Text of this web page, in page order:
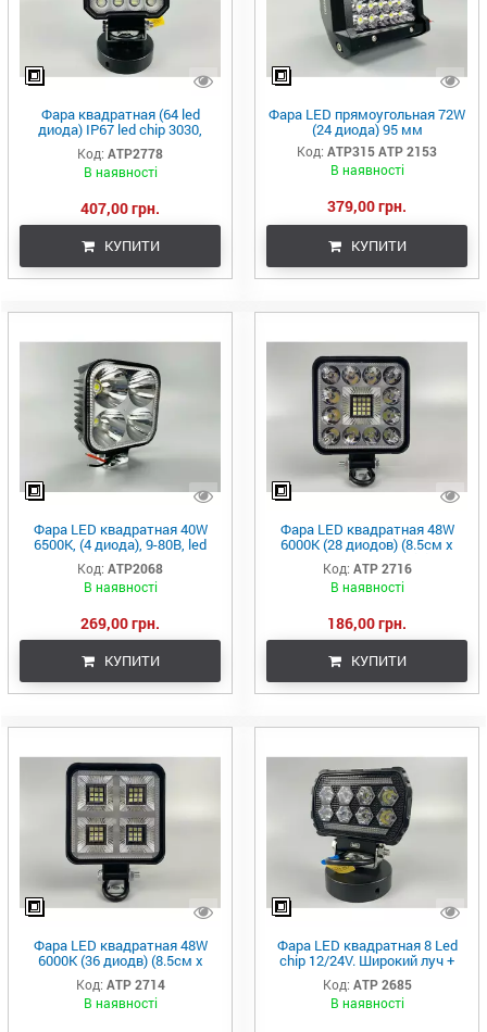
Фара квадратная (64 led
диода) IP67 led chip 3030,
алюминиевый корпус,
крепление
Код: ATP2778
В наявності
407,00 грн.
КУПИТИ
Фара LED прямоугольная 72W
(24 диода) 95 мм
Код: ATP315 АТР 2153
В наявності
379,00 грн.
КУПИТИ
Фара LED квадратная 40W
6500K, (4 диода), 9-80В, led
chip 7070 IP67
Код: АТР2068
В наявності
269,00 грн.
КУПИТИ
Фара LED квадратная 48W
6000K (28 диодов) (8.5см х
8.5см х 1.5см) Mini
Код: ATP 2716
В наявності
186,00 грн.
КУПИТИ
Фара LED квадратная 48W
6000K (36 диодв) (8.5см х
8.5см х 1.5см) Mini
Код: ATP 2714
В наявності
Фара LED квадратная 8 Led
chip 12/24V. Широкий луч +
DRL светло + стробоскоп,
свет 6500К, IP67
Код: ATP 2685
В наявності